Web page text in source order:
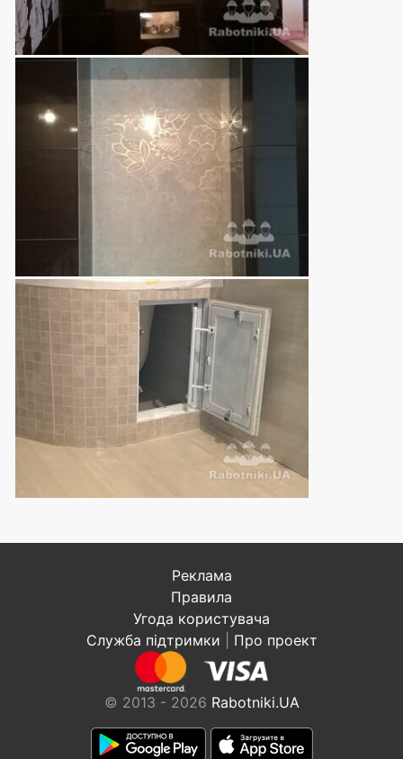
Реклама
Правила
Угода користувача
Служба підтримки
Про проект
© 2013 - 2026 Rabotniki.UA